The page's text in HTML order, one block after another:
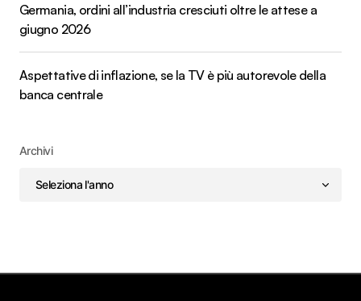
Germania, ordini all’industria cresciuti oltre le attese a
giugno 2026
Aspettative di inflazione, se la TV è più autorevole della
banca centrale
Archivi